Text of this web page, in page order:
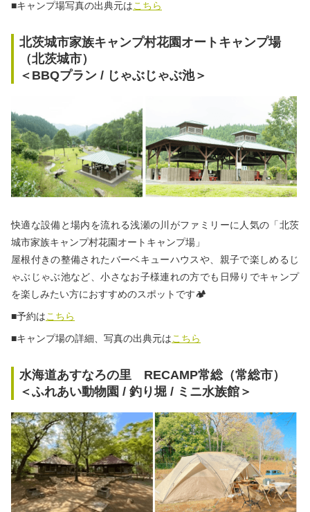
■キャンプ場写真の出典元はこちら
北茨城市家族キャンプ村花園オートキャンプ場
（北茨城市）
＜BBQプラン / じゃぶじゃぶ池＞
快適な設備と場内を流れる浅瀬の川がファミリーに人気の「北茨
城市家族キャンプ村花園オートキャンプ場」
屋根付きの整備されたバーベキューハウスや、親子で楽しめるじ
ゃぶじゃぶ池など、小さなお子様連れの方でも日帰りでキャンプ
を楽しみたい方におすすめのスポットです🏕
■予約はこちら
■キャンプ場の詳細、写真の出典元はこちら
水海道あすなろの里 RECAMP常総（常総市）
＜ふれあい動物園 / 釣り堀 / ミニ水族館＞